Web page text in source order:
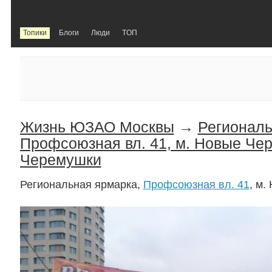
Топики Блоги Люди TOП
Жизнь ЮЗАО Москвы →
Профсоюзная вл. 41, м. Новые
Черемушки
Региональная ярмарка, Профсоюзная вл. 41, м.